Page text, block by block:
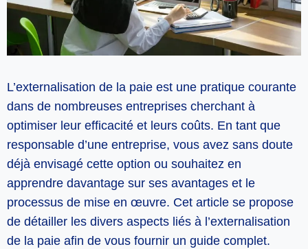
L’externalisation de la paie est une pratique courante
dans de nombreuses entreprises cherchant à
optimiser leur efficacité et leurs coûts. En tant que
responsable d’une entreprise, vous avez sans doute
déjà envisagé cette option ou souhaitez en
apprendre davantage sur ses avantages et le
processus de mise en œuvre. Cet article se propose
de détailler les divers aspects liés à l’externalisation
de la paie afin de vous fournir un guide complet.